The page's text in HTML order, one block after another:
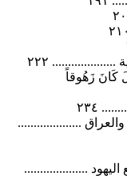
٢٢٢
....................
....................